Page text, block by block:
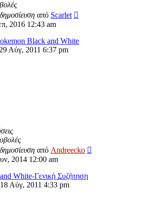
από Scarlet
2016 12:43 am
Black and White
Αύγ, 2011 6:37 pm
από Andreecko
2014 12:00 am
White-Γενική Συζήτηση
Αύγ, 2011 4:33 pm